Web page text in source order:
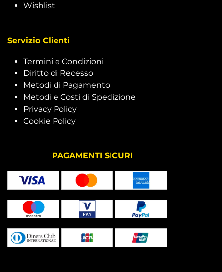
Wishlist
Servizio Clienti
Termini e Condizioni
Diritto di Recesso
Metodi di Pagamento
Metodi e Costi di Spedizione
Privacy Policy
Cookie Policy
PAGAMENTI SICURI